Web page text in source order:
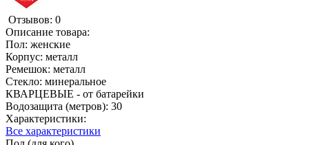
Отзывов: 0
Описание товара:
Пол: женские
Корпус: металл
Ремешок: металл
Стекло: минеральное
КВАРЦЕВЫЕ - от батарейки
Водозащита (метров): 30
Характеристики:
Все характеристики